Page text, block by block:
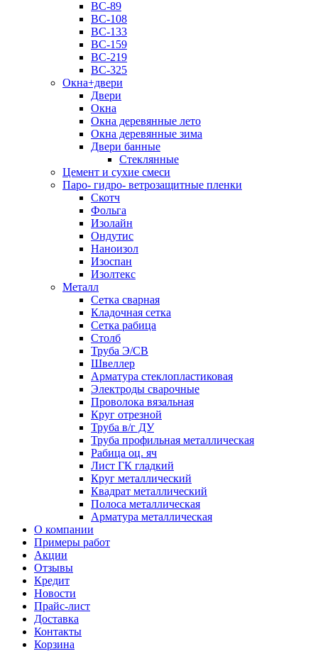
ВС-89
ВС-108
ВС-133
ВС-159
ВС-219
ВС-325
Окна+двери
Двери
Окна
Окна деревянные лето
Окна деревянные зима
Двери банные
Стеклянные
Цемент и сухие смеси
Паро- гидро- ветрозащитные пленки
Скотч
Фольга
Изолайн
Ондутис
Наноизол
Изоспан
Изолтекс
Металл
Сетка сварная
Кладочная сетка
Сетка рабица
Столб
Труба Э/СВ
Швеллер
Арматура стеклопластиковая
Электроды сварочные
Проволока вязальная
Круг отрезной
Труба в/г ДУ
Труба профильная металлическая
Рабица оц. яч
Лист ГК гладкий
Круг металлический
Квадрат металлический
Полоса металлическая
Арматура металлическая
О компании
Примеры работ
Акции
Отзывы
Кредит
Новости
Прайс-лист
Доставка
Контакты
Корзина